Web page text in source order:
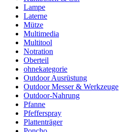
Lampe
Laterne
Mütze
Multimedia
Multitool
Notration
Oberteil
ohnekategorie
Outdoor Ausrüstung
Outdoor Messer & Werkzeuge
Outdoor-Nahrung
Pfanne
Pfefferspray
Plattenträger